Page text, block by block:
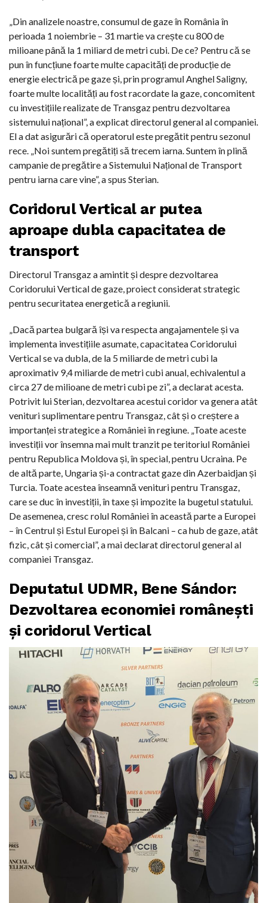
„Din analizele noastre, consumul de gaze în România în
perioada 1 noiembrie – 31 martie va crește cu 800 de
milioane până la 1 miliard de metri cubi. De ce? Pentru că se
pun în funcțiune foarte multe capacități de producție de
energie electrică pe gaze și, prin programul Anghel Saligny,
foarte multe localități au fost racordate la gaze, concomitent
cu investițiile realizate de Transgaz pentru dezvoltarea
sistemului național”, a explicat directorul general al companiei.
El a dat asigurări că operatorul este pregătit pentru sezonul
rece. „Noi suntem pregătiți să trecem iarna. Suntem în plină
campanie de pregătire a Sistemului Național de Transport
pentru iarna care vine”, a spus Sterian.
Coridorul Vertical ar putea
aproape dubla capacitatea de
transport
Directorul Transgaz a amintit și despre dezvoltarea
Coridorului Vertical de gaze, proiect considerat strategic
pentru securitatea energetică a regiunii.
„Dacă partea bulgară își va respecta angajamentele și va
implementa investițiile asumate, capacitatea Coridorului
Vertical se va dubla, de la 5 miliarde de metri cubi la
aproximativ 9,4 miliarde de metri cubi anual, echivalentul a
circa 27 de milioane de metri cubi pe zi”, a declarat acesta.
Potrivit lui Sterian, dezvoltarea acestui coridor va genera atât
venituri suplimentare pentru Transgaz, cât și o creștere a
importanței strategice a României în regiune. „Toate aceste
investiții vor însemna mai mult tranzit pe teritoriul României
pentru Republica Moldova și, în special, pentru Ucraina. Pe
de altă parte, Ungaria și-a contractat gaze din Azerbaidjan și
Turcia. Toate acestea înseamnă venituri pentru Transgaz,
care se duc în investiții, în taxe și impozite la bugetul statului.
De asemenea, cresc rolul României în această parte a Europei
– în Centrul și Estul Europei și în Balcani – ca hub de gaze, atât
fizic, cât și comercial”, a mai declarat directorul general al
companiei Transgaz.
Deputatul UDMR, Bene Sándor:
Dezvoltarea economiei românești
și coridorul Vertical